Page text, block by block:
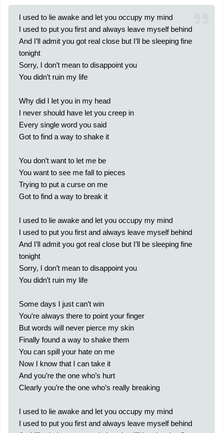
I used to lie awake and let you occupy my mind
I used to put you first and always leave myself behind
And I’ll admit you got real close but I’ll be sleeping fine
tonight
Sorry, I don’t mean to disappoint you
You didn’t ruin my life
Why did I let you in my head
I never should have let you creep in
Every single word you said
Got to find a way to shake it
You don’t want to let me be
You want to see me fall to pieces
Trying to put a curse on me
Got to find a way to break it
I used to lie awake and let you occupy my mind
I used to put you first and always leave myself behind
And I’ll admit you got real close but I’ll be sleeping fine
tonight
Sorry, I don’t mean to disappoint you
You didn’t ruin my life
Some days I just can’t win
You’re always there to point your finger
But words will never pierce my skin
Finally found a way to shake them
You can spill your hate on me
Now I know that I can take it
And you’re the one who’s hurt
Clearly you’re the one who’s really breaking
I used to lie awake and let you occupy my mind
I used to put you first and always leave myself behind